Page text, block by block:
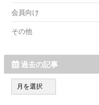
会員向け
その他
過去の記事
去